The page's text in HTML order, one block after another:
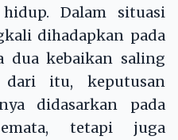
Dalam situasi
dihadapkan pada
dua kebaikan saling
dari itu, keputusan
didasarkan pada
tetapi juga